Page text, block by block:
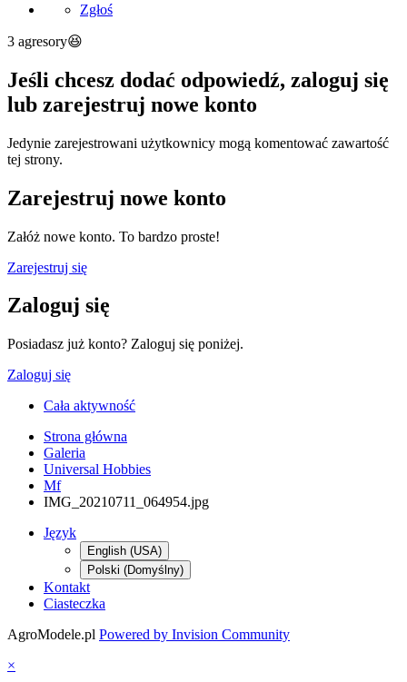
Zgłoś
3 agresory😆
Jeśli chcesz dodać odpowiedź, zaloguj się
lub zarejestruj nowe konto
Jedynie zarejestrowani użytkownicy mogą komentować zawartość
tej strony.
Zarejestruj nowe konto
Załóż nowe konto. To bardzo proste!
Zarejestruj się
Zaloguj się
Posiadasz już konto? Zaloguj się poniżej.
Zaloguj się
Cała aktywność
Strona główna
Galeria
Universal Hobbies
Mf
IMG_20210711_064954.jpg
Język
English (USA)
Polski (Domyślny)
Kontakt
Ciasteczka
AgroModele.pl Powered by Invision Community
×